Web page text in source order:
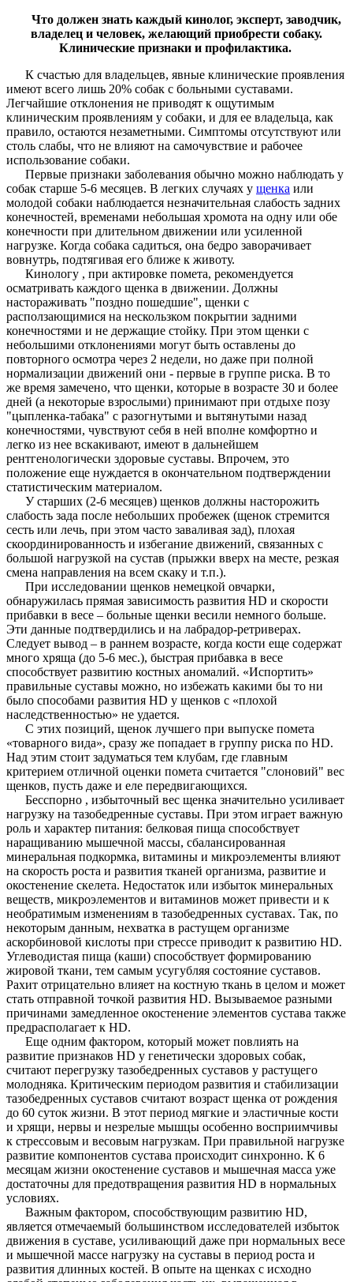
Что должен знать каждый кинолог, эксперт, заводчик,
владелец и человек, желающий приобрести собаку.
Клинические признаки и профилактика.
К счастью для владельцев, явные клинические проявления
имеют всего лишь 20% собак с больными суставами.
Легчайшие отклонения не приводят к ощутимым
клиническим проявлениям у собаки, и для ее владельца, как
правило, остаются незаметными. Симптомы отсутствуют или
столь слабы, что не влияют на самочувствие и рабочее
использование собаки.
Первые признаки заболевания обычно можно наблюдать у
собак старше 5-6 месяцев. В легких случаях у щенка или
молодой собаки наблюдается незначительная слабость задних
конечностей, временами небольшая хромота на одну или обе
конечности при длительном движении или усиленной
нагрузке. Когда собака садиться, она бедро заворачивает
вовнутрь, подтягивая его ближе к животу.
Кинологу , при актировке помета, рекомендуется
осматривать каждого щенка в движении. Должны
настораживать "поздно пошедшие", щенки с
расползающимися на нескользком покрытии задними
конечностями и не держащие стойку. При этом щенки с
небольшими отклонениями могут быть оставлены до
повторного осмотра через 2 недели, но даже при полной
нормализации движений они - первые в группе риска. В то
же время замечено, что щенки, которые в возрасте 30 и более
дней (а некоторые взрослыми) принимают при отдыхе позу
"цыпленка-табака" с разогнутыми и вытянутыми назад
конечностями, чувствуют себя в ней вполне комфортно и
легко из нее вскакивают, имеют в дальнейшем
рентгенологически здоровые суставы. Впрочем, это
положение еще нуждается в окончательном подтверждении
статистическим материалом.
У старших (2-6 месяцев) щенков должны насторожить
слабость зада после небольших пробежек (щенок стремится
сесть или лечь, при этом часто заваливая зад), плохая
скоординированность и избегание движений, связанных с
большой нагрузкой на сустав (прыжки вверх на месте, резкая
смена направления на всем скаку и т.п.).
При исследовании щенков немецкой овчарки,
обнаружилась прямая зависимость развития HD и скорости
прибавки в весе – больные щенки весили немного больше.
Эти данные подтвердились и на лабрадор-ретриверах.
Следует вывод – в раннем возрасте, когда кости еще содержат
много хряща (до 5-6 мес.), быстрая прибавка в весе
способствует развитию костных аномалий. «Испортить»
правильные суставы можно, но избежать какими бы то ни
было способами развития HD у щенков с «плохой
наследственностью» не удается.
С этих позиций, щенок лучшего при выпуске помета
«товарного вида», сразу же попадает в группу риска по HD.
Над этим стоит задуматься тем клубам, где главным
критерием отличной оценки помета считается "слоновий" вес
щенков, пусть даже и еле передвигающихся.
Бесспорно , избыточный вес щенка значительно усиливает
нагрузку на тазобедренные суставы. При этом играет важную
роль и характер питания: белковая пища способствует
наращиванию мышечной массы, сбалансированная
минеральная подкормка, витамины и микроэлементы влияют
на скорость роста и развития тканей организма, развитие и
окостенение скелета. Недостаток или избыток минеральных
веществ, микроэлементов и витаминов может привести и к
необратимым изменениям в тазобедренных суставах. Так, по
некоторым данным, нехватка в растущем организме
аскорбиновой кислоты при стрессе приводит к развитию HD.
Углеводистая пища (каши) способствует формированию
жировой ткани, тем самым усугубляя состояние суставов.
Рахит отрицательно влияет на костную ткань в целом и может
стать отправной точкой развития HD. Вызываемое разными
причинами замедленное окостенение элементов сустава также
предрасполагает к HD.
Еще одним фактором, который может повлиять на
развитие признаков HD у генетически здоровых собак,
считают перегрузку тазобедренных суставов у растущего
молодняка. Критическим периодом развития и стабилизации
тазобедренных суставов считают возраст щенка от рождения
до 60 суток жизни. В этот период мягкие и эластичные кости
и хрящи, нервы и незрелые мышцы особенно восприимчивы
к стрессовым и весовым нагрузкам. При правильной нагрузке
развитие компонентов сустава происходит синхронно. К 6
месяцам жизни окостенение суставов и мышечная масса уже
достаточны для предотвращения развития HD в нормальных
условиях.
Важным фактором, способствующим развитию HD,
является отмечаемый большинством исследователей избыток
движения в суставе, усиливающий даже при нормальных весе
и мышечной массе нагрузку на суставы в период роста и
развития длинных костей. В опыте на щенках с исходно